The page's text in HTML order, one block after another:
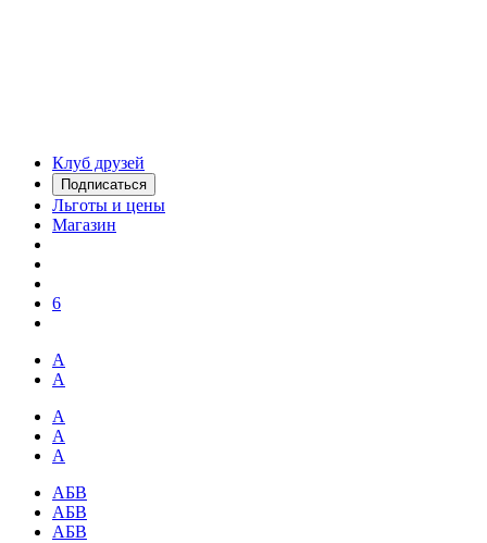
Клуб друзей
Подписаться
Льготы и цены
Магазин
6
А
А
А
А
А
АБВ
АБВ
АБВ